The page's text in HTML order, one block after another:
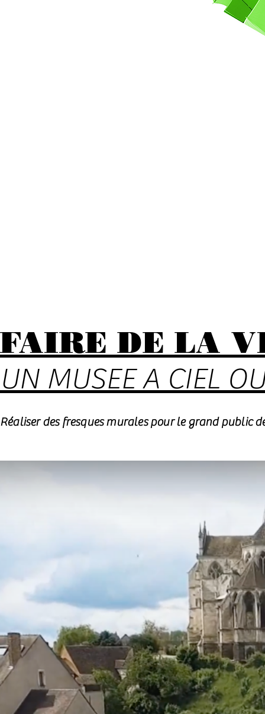
FAIRE DE LA
UN MUSEE A CIEL
Réaliser des fresques murales pour le grand public